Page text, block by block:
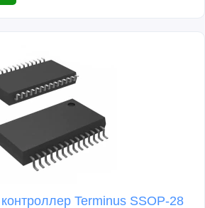
Terminus SSOP-28